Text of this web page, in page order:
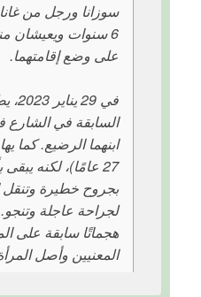
سوزانا ورجل من غانا
6 سنوات ويعيشان
على وضع إقامتهما.
في
السابقة في الشارع
ابنهما الرضيع. كما
27 عامًا)، لكنه
بجروح خطيرة
لجراحة عاجلة
هجماتًا سابقة على
المعنيين وأصل